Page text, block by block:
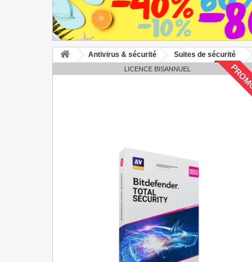
Antivirus & sécurité Suites de sécurité
LICENCE BISANNUEL